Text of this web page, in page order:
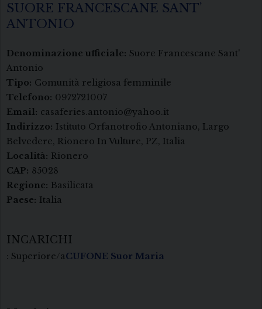
SUORE FRANCESCANE SANT’
ANTONIO
Denominazione ufficiale: Suore Francescane Sant'
Antonio
Tipo: Comunità religiosa femminile
Telefono: 0972721007
Email: casaferies.antonio@yahoo.it
Indirizzo: Istituto Orfanotrofio Antoniano, Largo
Belvedere, Rionero In Vulture, PZ, Italia
Località: Rionero
CAP: 85028
Regione: Basilicata
Paese: Italia
INCARICHI
CUFONE Suor Maria
: Superiore/a